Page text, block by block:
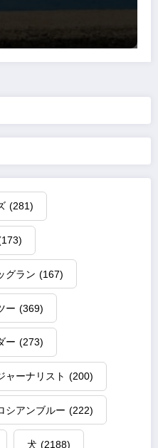
(281)
グラン (167)
ー (369)
ー (273)
ャーナリスト (200)
シアンブルー (222)
犬 (2188)